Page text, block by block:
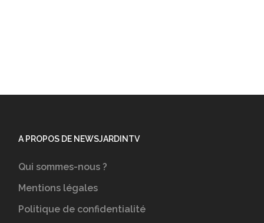
A PROPOS DE NEWSJARDINTV
Qui sommes-nous ?
Mentions légales
Politique de confidentialité